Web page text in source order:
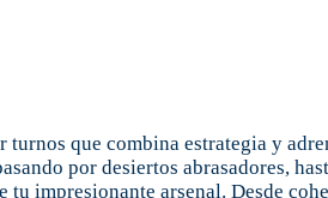
que combina estrategia y
por desiertos abrasadores,
impresionante arsenal. Desde